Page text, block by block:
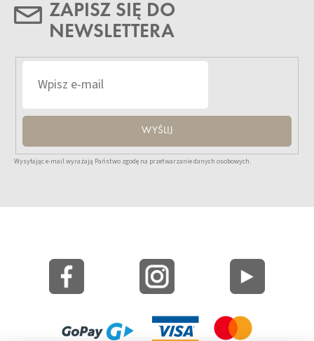
ZAPISZ SIĘ DO
NEWSLETTERA
WYŚLIJ
Wysyłając e-mail wyrażają Państwo zgodę na przetwarzanie danych osobowych.